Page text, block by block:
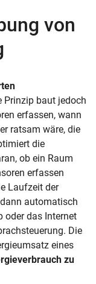
von
Prinzip baut jedoch
erfassen, wann
ratsam wäre, die
die
ob ein Raum
erfassen
Laufzeit der
automatisch
oder das Internet
Die
eines
zu